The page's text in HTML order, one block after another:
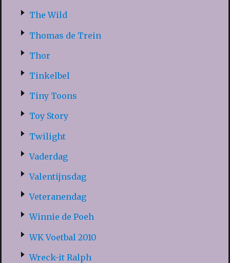
The Wild
Thomas de Trein
Thor
Tinkelbel
Tiny Toons
Toy Story
Twilight
Vaderdag
Valentijnsdag
Veteranendag
Winnie de Poeh
WK Voetbal 2010
Wreck-it Ralph